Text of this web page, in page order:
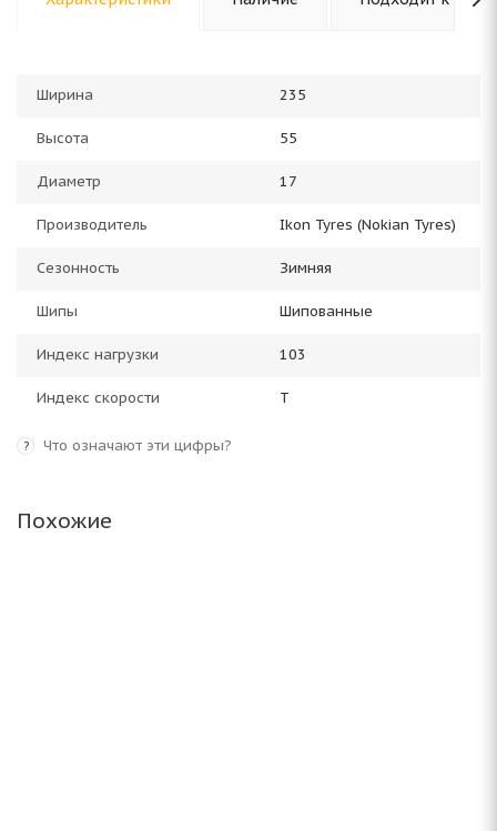
Ширина 235
Высота 55
Диаметр 17
Производитель Ikon Tyres (Nokian Tyres)
Сезонность Зимняя
Шипы Шипованные
Индекс нагрузки 103
Индекс скорости T
? Что означают эти цифры?
Похожие